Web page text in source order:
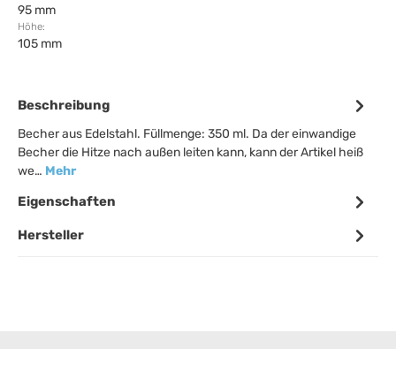
95 mm
Höhe:
105 mm
Beschreibung
Becher aus Edelstahl. Füllmenge: 350 ml. Da der einwandige
Becher die Hitze nach außen leiten kann, kann der Artikel heiß
we… Mehr
Eigenschaften
Hersteller